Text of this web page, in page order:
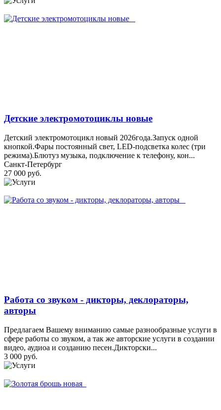
Детские электромотоциклы новые
Детский электромотоцикл новый 2026года.Запуск одной
кнопкой.Фары постоянный свет, LED-подсветка колес (три
режима).Блютуз музыка, подключение к телефону, кон...
Санкт-Петербург
27 000 руб.
Работа со звуком - дикторы, деклораторы,
авторы
Предлагаем Вашему вниманию самые разнообразные услуги в
сфере работы со звуком, а так же авторские услуги в создании
видео, аудиоа и созданию песен.Дикторски...
3 000 руб.